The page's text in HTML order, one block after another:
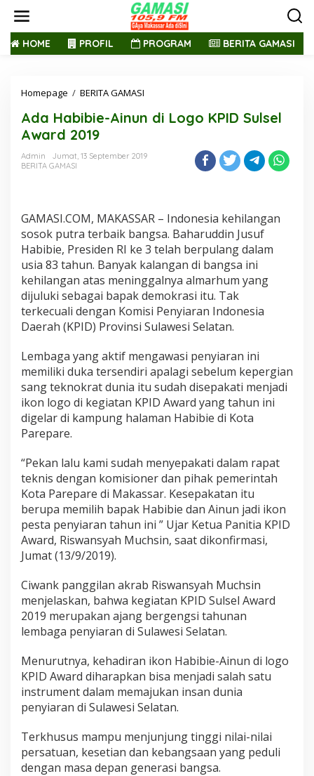
HOME PROFIL PROGRAM BERITA GAMASI
Homepage / BERITA GAMASI
a
b
-
A
i
n
u
n
d
i
L
o
o
K
P
I
D
S
s
l
A
w
a
r
d
1
9
Ada Habibie-Ainun di Logo KPID Sulsel
Award 2019
Admin
Jumat, 13 September 2019
BERITA GAMASI
GAMASI.COM, MAKASSAR – Indonesia kehilangan
sosok putra terbaik bangsa. Baharuddin Jusuf
Habibie, Presiden RI ke 3 telah berpulang dalam
usia 83 tahun. Banyak kalangan di bangsa ini
kehilangan atas meninggalnya almarhum yang
dijuluki sebagai bapak demokrasi itu. Tak
terkecuali dengan Komisi Penyiaran Indonesia
Daerah (KPID) Provinsi Sulawesi Selatan.
Lembaga yang aktif mengawasi penyiaran ini
memiliki duka tersendiri apalagi sebelum kepergian
sang teknokrat dunia itu sudah disepakati menjadi
ikon logo di kegiatan KPID Award yang tahun ini
digelar di kampung halaman Habibie di Kota
Parepare.
“Pekan lalu kami sudah menyepakati dalam rapat
teknis dengan komisioner dan pihak pemerintah
Kota Parepare di Makassar. Kesepakatan itu
berupa memilih bapak Habibie dan Ainun jadi ikon
pesta penyiaran tahun ini ” Ujar Ketua Panitia KPID
Award, Riswansyah Muchsin, saat dikonfirmasi,
Jumat (13/9/2019).
Ciwank panggilan akrab Riswansyah Muchsin
menjelaskan, bahwa kegiatan KPID Sulsel Award
2019 merupakan ajang bergengsi tahunan
lembaga penyiaran di Sulawesi Selatan.
Menurutnya, kehadiran ikon Habibie-Ainun di logo
KPID Award diharapkan bisa menjadi salah satu
instrument dalam memajukan insan dunia
penyiaran di Sulawesi Selatan.
Terkhusus mampu menjunjung tinggi nilai-nilai
persatuan, kesetian dan kebangsaan yang peduli
dengan masa depan generasi bangsa.